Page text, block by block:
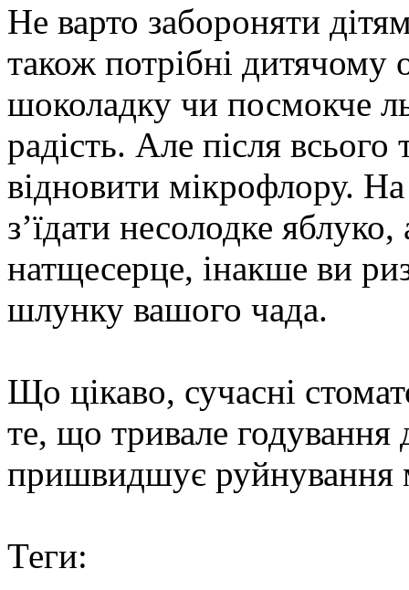
Не варто забороняти
також потрібні дитячому
шоколадку чи посмокче
радість. Але після
відновити мікрофлору.
з’їдати несолодке
натщесерце, інакше ви
шлунку вашого чада.
Що цікаво, сучасні
те, що тривале
пришвидшує руйнування
Теги: